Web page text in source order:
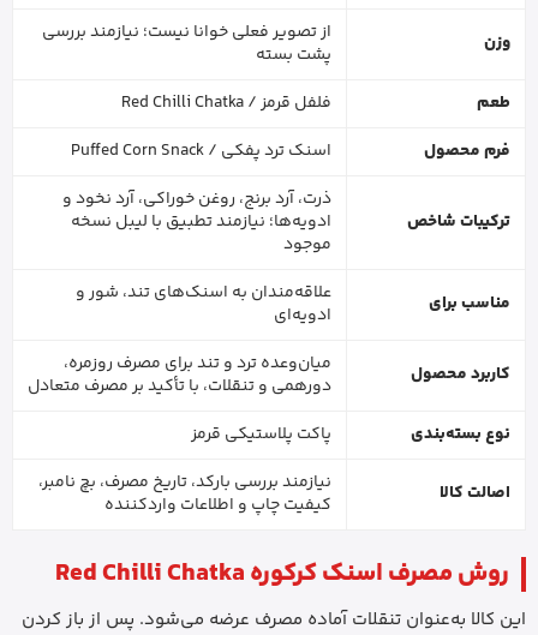
وزن
از تصویر فعلی خوانا نیست؛ نیازمند بررسی
پشت بسته
طعم
فلفل قرمز / Red Chilli Chatka
فرم محصول
اسنک ترد پفکی / Puffed Corn Snack
ترکیبات شاخص
ذرت، آرد برنج، روغن خوراکی، آرد نخود و
ادویه‌ها؛ نیازمند تطبیق با لیبل نسخه
موجود
مناسب برای
علاقه‌مندان به اسنک‌های تند، شور و
ادویه‌ای
کاربرد محصول
میان‌وعده ترد و تند برای مصرف روزمره،
دورهمی و تنقلات، با تأکید بر مصرف متعادل
نوع بسته‌بندی
پاکت پلاستیکی قرمز
اصالت کالا
نیازمند بررسی بارکد، تاریخ مصرف، بچ نامبر،
کیفیت چاپ و اطلاعات واردکننده
روش مصرف اسنک کرکوره Red Chilli Chatka
این کالا به‌عنوان تنقلات آماده مصرف عرضه می‌شود. پس از باز کردن